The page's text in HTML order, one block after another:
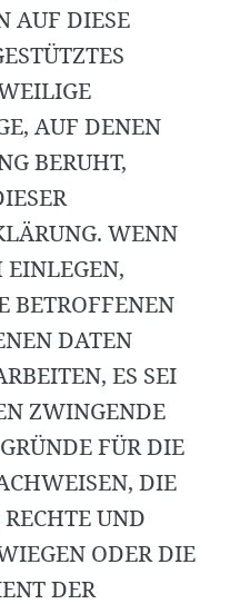
AUF DIESE
AUF DENEN
BERUHT,
WENN
EINLEGEN,
BETROFFENEN
DATEN
ES SEI
ZWINGENDE
FÜR DIE
DIE
UND
ODER DIE
DER